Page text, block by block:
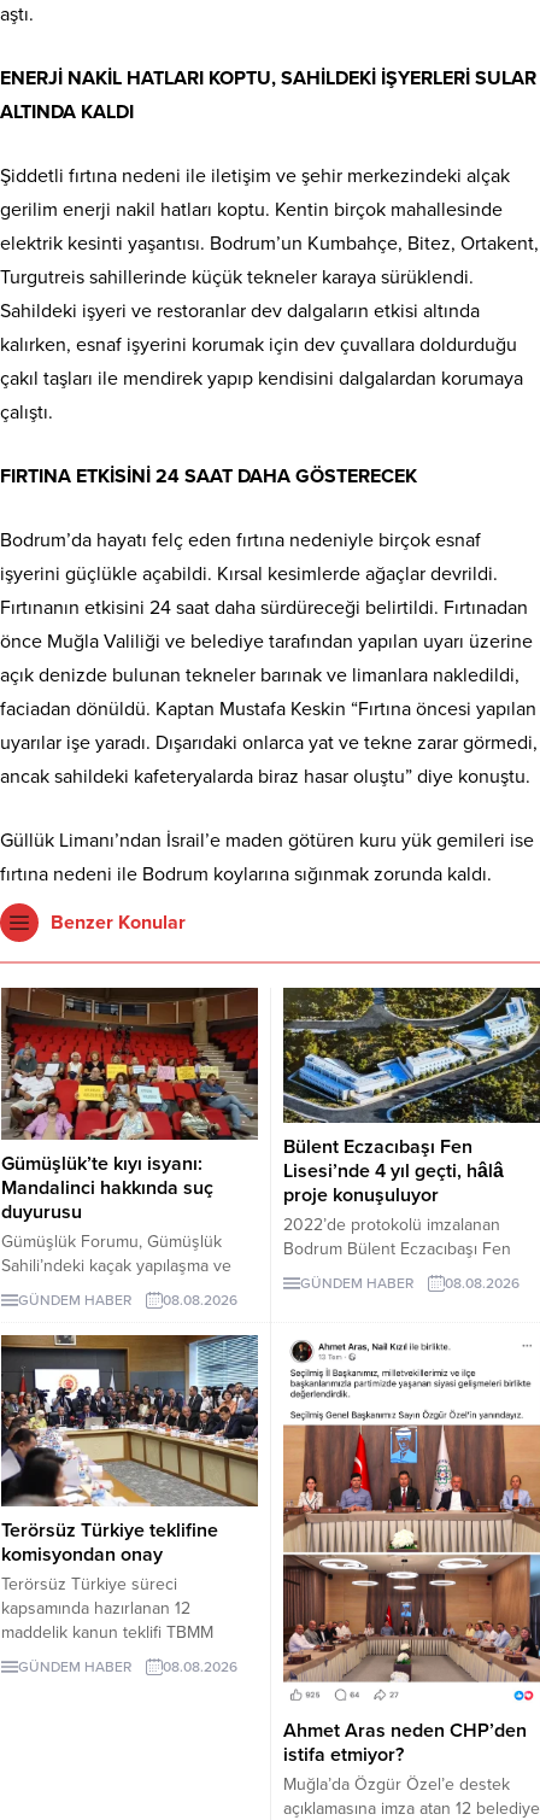
aştı.
ENERJİ NAKİL HATLARI KOPTU, SAHİLDEKİ İŞYERLERİ SULAR
ALTINDA KALDI
Şiddetli fırtına nedeni ile iletişim ve şehir merkezindeki alçak
gerilim enerji nakil hatları koptu. Kentin birçok mahallesinde
elektrik kesinti yaşantısı. Bodrum’un Kumbahçe, Bitez, Ortakent,
Turgutreis sahillerinde küçük tekneler karaya sürüklendi.
Sahildeki işyeri ve restoranlar dev dalgaların etkisi altında
kalırken, esnaf işyerini korumak için dev çuvallara doldurduğu
çakıl taşları ile mendirek yapıp kendisini dalgalardan korumaya
çalıştı.
FIRTINA ETKİSİNİ 24 SAAT DAHA GÖSTERECEK
Bodrum’da hayatı felç eden fırtına nedeniyle birçok esnaf
işyerini güçlükle açabildi. Kırsal kesimlerde ağaçlar devrildi.
Fırtınanın etkisini 24 saat daha sürdüreceği belirtildi. Fırtınadan
önce Muğla Valiliği ve belediye tarafından yapılan uyarı üzerine
açık denizde bulunan tekneler barınak ve limanlara nakledildi,
faciadan dönüldü. Kaptan Mustafa Keskin “Fırtına öncesi yapılan
uyarılar işe yaradı. Dışarıdaki onlarca yat ve tekne zarar görmedi,
ancak sahildeki kafeteryalarda biraz hasar oluştu” diye konuştu.
Güllük Limanı’ndan İsrail’e maden götüren kuru yük gemileri ise
fırtına nedeni ile Bodrum koylarına sığınmak zorunda kaldı.
Benzer Konular
Gümüşlük’te kıyı isyanı:
Mandalinci hakkında suç
duyurusu
Gümüşlük Forumu, Gümüşlük
Sahili’ndeki kaçak yapılaşma ve
Çayıraltı Halk Plajı’ndaki işgal
iddiaları nedeniyle Bodrum
Belediye Başkanı Tamer
Mandalinci hakkında suç
duyurusunda bulundu.
GÜNDEM HABER 08.08.2026
Bülent Eczacıbaşı Fen
Lisesi’nde 4 yıl geçti, hâlâ
proje konuşuluyor
2022’de protokolü imzalanan
Bodrum Bülent Eczacıbaşı Fen
Lisesi için dört yıl sonra hâlâ proje
süreci görüşülüyor. Okulun ne
kabul edeceği belirsiz.
GÜNDEM HABER 08.08.2026
Terörsüz Türkiye teklifine
komisyondan onay
Terörsüz Türkiye süreci
kapsamında hazırlanan 12
maddelik kanun teklifi TBMM
Adalet Komisyonunda kabul edildi.
Teklif 5 ve 10 yıllık erteleme
GÜNDEM HABER 08.08.2026
Ahmet Aras neden CHP’den
istifa etmiyor?
Muğla’da Özgür Özel’e destek
açıklamasına imza atan 12 belediye